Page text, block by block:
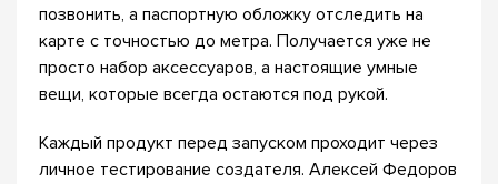
позвонить, а паспортную обложку отследить на
карте с точностью до метра. Получается уже не
просто набор аксессуаров, а настоящие умные
вещи, которые всегда остаются под рукой.
Каждый продукт перед запуском проходит через
личное тестирование создателя. Алексей Федоров